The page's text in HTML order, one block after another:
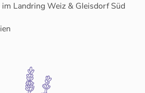
Landring Weiz & Gleisdorf Süd